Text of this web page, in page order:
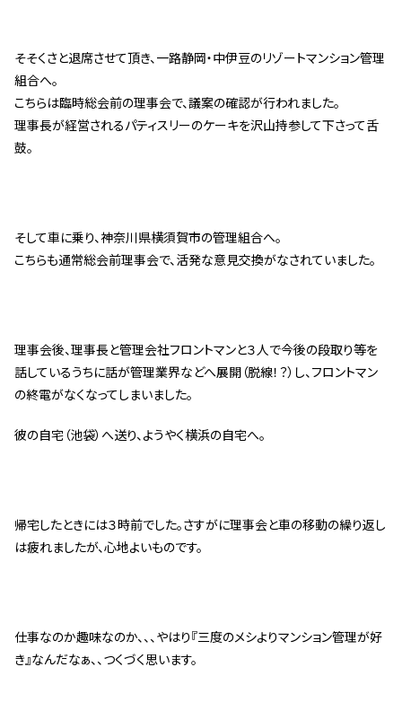
そそくさと退席させて頂き、一路静岡・中伊豆のリゾートマンション管理
組合へ。
こちらは臨時総会前の理事会で、議案の確認が行われました。
理事長が経営されるパティスリーのケーキを沢山持参して下さって舌
鼓。
そして車に乗り、神奈川県横須賀市の管理組合へ。
こちらも通常総会前理事会で、活発な意見交換がなされていました。
理事会後、理事長と管理会社フロントマンと３人で今後の段取り等を
話しているうちに話が管理業界などへ展開（脱線！？）し、フロントマン
の終電がなくなってしまいました。
彼の自宅（池袋）へ送り、ようやく横浜の自宅へ。
帰宅したときには３時前でした。さすがに理事会と車の移動の繰り返し
は疲れましたが、心地よいものです。
仕事なのか趣味なのか、、、やはり『三度のメシよりマンション管理が好
き』なんだなぁ、、つくづく思います。
会社概要
代表挨拶 »
実績・お客様の声